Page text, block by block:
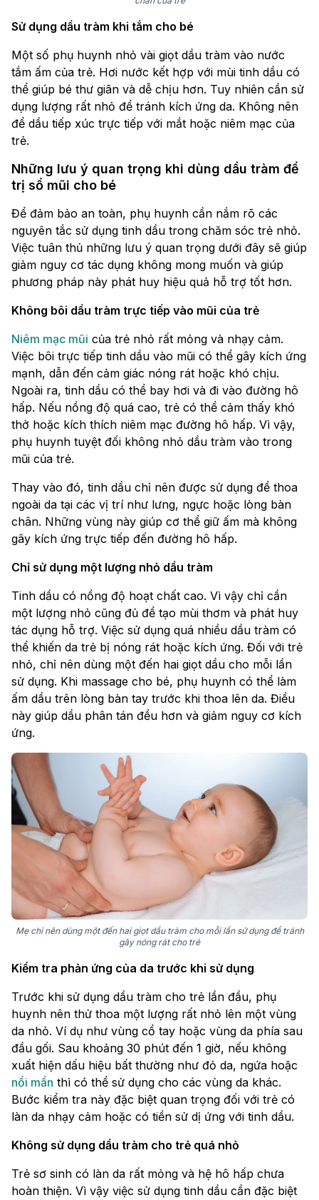
Sử dụng dầu tràm khi tắm cho bé
Một số phụ huynh nhỏ vài giọt dầu tràm vào nước
tắm ấm của trẻ. Hơi nước kết hợp với mùi tinh dầu có
thể giúp bé thư giãn và dễ chịu hơn. Tuy nhiên cần sử
dụng lượng rất nhỏ để tránh kích ứng da. Không nên
để dầu tiếp xúc trực tiếp với mắt hoặc niêm mạc của
trẻ.
Những lưu ý quan trọng khi dùng dầu tràm để
trị sổ mũi cho bé
Để đảm bảo an toàn, phụ huynh cần nắm rõ các
nguyên tắc sử dụng tinh dầu trong chăm sóc trẻ nhỏ.
Việc tuân thủ những lưu ý quan trọng dưới đây sẽ giúp
giảm nguy cơ tác dụng không mong muốn và giúp
phương pháp này phát huy hiệu quả hỗ trợ tốt hơn.
Không bôi dầu tràm trực tiếp vào mũi của trẻ
Niêm mạc mũi của trẻ nhỏ rất mỏng và nhạy cảm.
Việc bôi trực tiếp tinh dầu vào mũi có thể gây kích ứng
mạnh, dẫn đến cảm giác nóng rát hoặc khó chịu.
Ngoài ra, tinh dầu có thể bay hơi và đi vào đường hô
hấp. Nếu nồng độ quá cao, trẻ có thể cảm thấy khó
thở hoặc kích thích niêm mạc đường hô hấp. Vì vậy,
phụ huynh tuyệt đối không nhỏ dầu tràm vào trong
mũi của trẻ.
Thay vào đó, tinh dầu chỉ nên được sử dụng để thoa
ngoài da tại các vị trí như lưng, ngực hoặc lòng bàn
chân. Những vùng này giúp cơ thể giữ ấm mà không
gây kích ứng trực tiếp đến đường hô hấp.
Chỉ sử dụng một lượng nhỏ dầu tràm
Tinh dầu có nồng độ hoạt chất cao. Vì vậy chỉ cần
một lượng nhỏ cũng đủ để tạo mùi thơm và phát huy
tác dụng hỗ trợ. Việc sử dụng quá nhiều dầu tràm có
thể khiến da trẻ bị nóng rát hoặc kích ứng. Đối với trẻ
nhỏ, chỉ nên dùng một đến hai giọt dầu cho mỗi lần
sử dụng. Khi massage cho bé, phụ huynh có thể làm
ấm dầu trên lòng bàn tay trước khi thoa lên da. Điều
này giúp dầu phân tán đều hơn và giảm nguy cơ kích
ứng.
Mẹ chỉ nên dùng một đến hai giọt dầu tràm cho mỗi lần sử dụng để tránh
gây nóng rát cho trẻ
Kiểm tra phản ứng của da trước khi sử dụng
Trước khi sử dụng dầu tràm cho trẻ lần đầu, phụ
huynh nên thử thoa một lượng rất nhỏ lên một vùng
da nhỏ. Ví dụ như vùng cổ tay hoặc vùng da phía sau
đầu gối. Sau khoảng 30 phút đến 1 giờ, nếu không
xuất hiện dấu hiệu bất thường như đỏ da, ngứa hoặc
nổi mẩn thì có thể sử dụng cho các vùng da khác.
Bước kiểm tra này đặc biệt quan trọng đối với trẻ có
làn da nhạy cảm hoặc có tiền sử dị ứng với tinh dầu.
Không sử dụng dầu tràm cho trẻ quá nhỏ
Trẻ sơ sinh có làn da rất mỏng và hệ hô hấp chưa
hoàn thiện. Vì vậy việc sử dụng tinh dầu cần đặc biệt